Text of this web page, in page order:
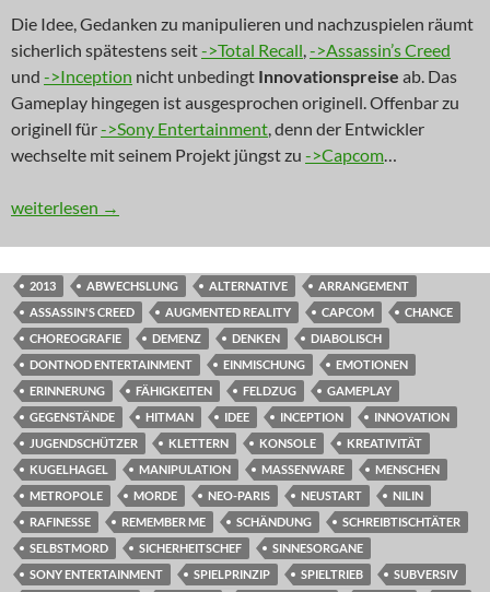
Die Idee, Gedanken zu manipulieren und nachzuspielen räumt
sicherlich spätestens seit->Total Recall,->Assassin’s Creed
und ->Inception nicht unbedingt Innovationspreise ab. Das
Gameplay hingegen ist ausgesprochen originell. Offenbar zu
originell für->Sony Entertainment, denn der Entwickler
wechselte mit seinem Projekt jüngst zu ->Capcom…
NEWS: Vergissmeinnicht
weiterlesen →
2013 ABWECHSLUNG ALTERNATIVE
ARRANGEMENT
ASSASSIN'S CREED
AUGMENTED REALITY CAPCOM
CHANCE
CHOREOGRAFIE
DEMENZ DENKEN
DIABOLISCH
DONTNOD ENTERTAINMENT
EINMISCHUNG
EMOTIONEN
ERINNERUNG
FÄHIGKEITEN FELDZUG
GAMEPLAY
GEGENSTÄNDE
HITMAN IDEE INCEPTION
INNOVATION
JUGENDSCHÜTZER
KLETTERN KONSOLE
KREATIVITÄT
KUGELHAGEL
MANIPULATION MASSENWARE
MENSCHEN
METROPOLE
MORDE NEO-PARIS NEUSTART
NILIN
RAFINESSE
REMEMBER ME SCHÄNDUNG
SCHREIBTISCHTÄTER
SELBSTMORD
SICHERHEITSCHEF
SINNESORGANE
SONY ENTERTAINMENT
SPIELPRINZIP SPIELTRIEB
SUBVERSIV